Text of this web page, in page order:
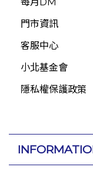
門市資訊
客服中心
小北基金會
隱私權保護政策